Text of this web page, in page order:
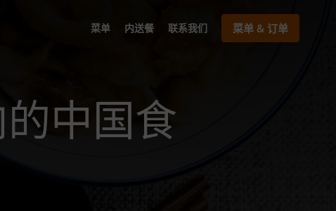
菜单 内送餐 联系我们 菜单 & 订单
中国食